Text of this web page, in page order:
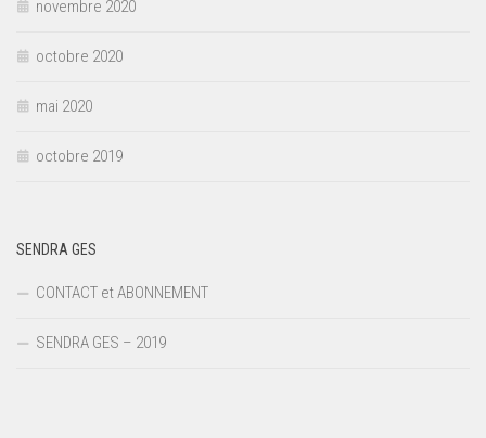
novembre 2020
octobre 2020
mai 2020
octobre 2019
SENDRA GES
CONTACT et ABONNEMENT
SENDRA GES – 2019